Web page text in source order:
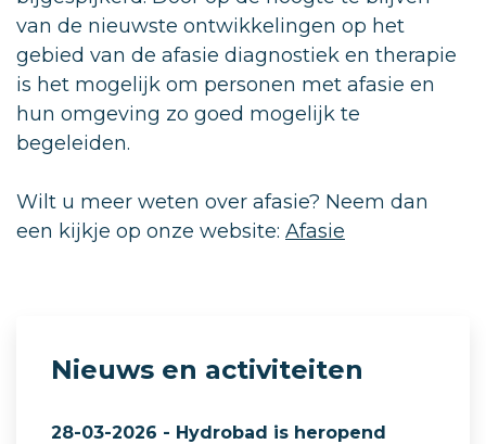
van de nieuwste ontwikkelingen op het
gebied van de afasie diagnostiek en therapie
is het mogelijk om personen met afasie en
hun omgeving zo goed mogelijk te
begeleiden.
Wilt u meer weten over afasie? Neem dan
een kijkje op onze website: Afasie
Nieuws en activiteiten
28-03-2026 - Hydrobad is heropend